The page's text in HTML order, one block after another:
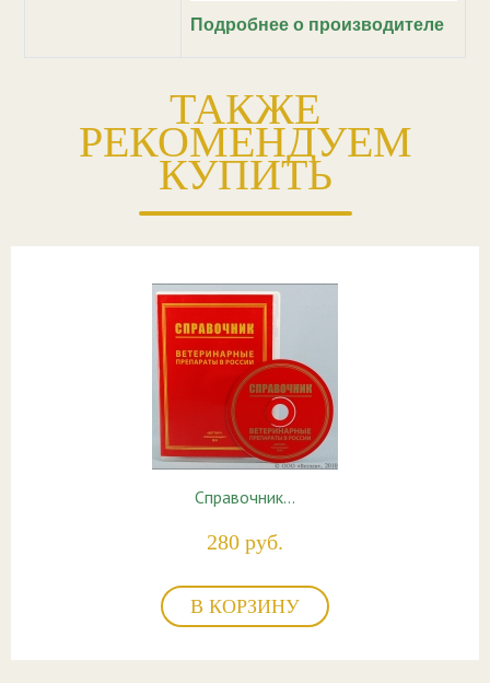
Подробнее о производителе
ТАКЖЕ
РЕКОМЕНДУЕМ
КУПИТЬ
Справочник…
280 руб.
В КОРЗИНУ